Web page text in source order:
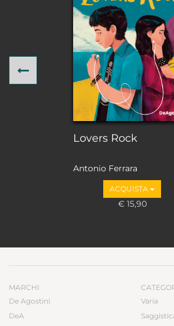
Lovers Rock
Antonio Ferrara
ACQUISTA
€ 15,90
Previous
MARCHI
De Agostini
DeA
Varia